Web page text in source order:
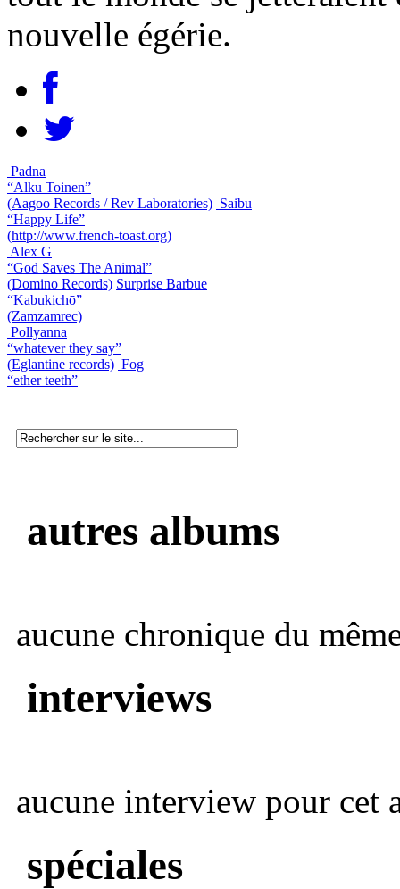
nouvelle égérie.
Padna
“Alku Toinen”
(Aagoo Records / Rev Laboratories) Saibu
“Happy Life”
(http://www.french-toast.org)
Alex G
“God Saves The Animal”
(Domino Records) Surprise Barbue
“Kabukichō”
(Zamzamrec)
Pollyanna
“whatever they say”
(Eglantine records) Fog
“ether teeth”
autres albums
aucune chronique du
interviews
aucune interview pour cet
spéciales